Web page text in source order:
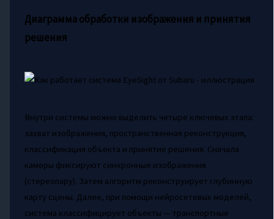
Диаграмма обработки изображения и принятия
решения
Внутри системы можно выделить четыре ключевых этапа:
захват изображения, пространственная реконструкция,
классификация объекта и принятие решения. Сначала
камеры фиксируют синхронные изображения
(стереопару). Затем алгоритм реконструирует глубинную
карту сцены. Далее, при помощи нейросетевых моделей,
система классифицирует объекты — транспортные